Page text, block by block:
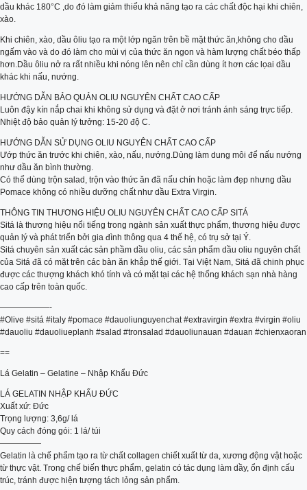
dầu khác 180°C ,do đó làm giảm thiểu khả năng tạo ra các chất độc hại khi chiên,
xào.
Khi chiên, xào, dầu ôliu tạo ra một lớp ngăn trên bề mặt thức ăn,không cho dầu
ngấm vào và do đó làm cho mùi vị của thức ăn ngon và hàm lượng chất béo thấp
hơn.Dầu ôliu nở ra rất nhiều khi nóng lên nên chỉ cần dùng ít hơn các lọai dầu
khác khi nấu, nướng.
HƯỚNG DẪN BẢO QUẢN OLIU NGUYÊN CHẤT CAO CẤP
Luôn đậy kín nắp chai khi không sử dụng và đặt ở nơi tránh ánh sáng trực tiếp.
Nhiệt độ bảo quản lý tưởng: 15-20 độ C.
HƯỚNG DẪN SỬ DỤNG OLIU NGUYÊN CHẤT CAO CẤP
Ướp thức ăn trước khi chiên, xào, nấu, nướng.Dùng làm dung môi để nấu nướng
như dầu ăn bình thường.
Có thể dùng trộn salad, trộn vào thức ăn đã nấu chín hoặc làm đẹp nhưng dầu
Pomace không có nhiều dưỡng chất như dầu Extra Virgin.
THÔNG TIN THƯƠNG HIỆU OLIU NGUYÊN CHẤT CAO CẤP SITÁ
Sitá là thương hiệu nổi tiếng trong ngành sản xuất thực phẩm, thương hiệu được
quản lý và phát triển bởi gia đình thông qua 4 thế hệ, có trụ sở tại Ý.
Sitá chuyên sản xuất các sản phầm dầu oliu, các sản phẩm dầu oliu nguyên chất
của Sitá đã có mặt trên các bàn ăn khắp thế giới. Tại Việt Nam, Sitá đã chinh phục
được các thượng khách khó tính và có mặt tại các hệ thống khách sạn nhà hàng
cao cấp trên toàn quốc.
——————-
#Olive #sitá #italy #pomace #dauoliunguyenchat #extravirgin #extra #virgin #oliu
#dauoliu #dauoliueplanh #salad #tronsalad #dauoliunauan #dauan #chienxaoran
==
Lá Gelatin – Gelatine – Nhập Khẩu Đức
LÁ GELATIN NHẬP KHẨU ĐỨC
Xuất xứ: Đức
Trọng lượng: 3,6g/ lá
Quy cách đóng gói: 1 lá/ túi
—————
Gelatin là chế phẩm tạo ra từ chất collagen chiết xuất từ da, xương động vật hoặc
từ thực vật. Trong chế biến thực phẩm, gelatin có tác dụng làm dầy, ổn định cấu
trúc, tránh được hiện tượng tách lỏng sản phẩm.